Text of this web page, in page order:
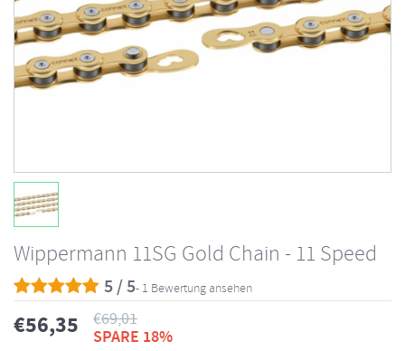
Wippermann 11SG Gold Chain - 11 Speed
5 / 5- 1 Bewertung ansehen
€56,35 €69,01
SPARE 18%